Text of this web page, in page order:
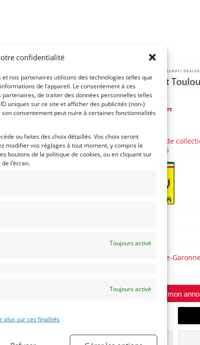
confidentialité
nos partenaires utilisons des technologies telles que
de l’appareil. Le consentement à ces
partenaires, de traiter des données personnelles telles
uniques sur ce site et afficher des publicités (non-)
consentement peut nuire à certaines fonctionnalités
ou faites des choix détaillés. Vos choix seront
modifier vos réglages à tout moment, y compris le
boutons de la politique de cookies, ou en cliquant sur
l’écran.
Toujours activé
Toujours activé
plus sur ces finalités
Voir les 17 annonces deModena Sport
Catégorie :
Voitures de
Italiennes
(31) Haute-
Modifier mon